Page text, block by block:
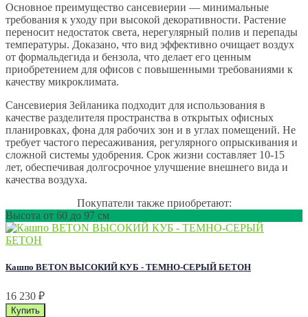
Основное преимущество сансевиерии — минимальные
требования к уходу при высокой декоративности. Растение
переносит недостаток света, нерегулярный полив и перепады
температуры. Доказано, что вид эффективно очищает воздух
от формальдегида и бензола, что делает его ценным
приобретением для офисов с повышенными требованиями к
качеству микроклимата.
Сансевиерия Зейланика подходит для использования в
качестве разделителя пространства в открытых офисных
планировках, фона для рабочих зон и в углах помещений. Не
требует частого пересаживания, регулярного опрыскивания и
сложной системы удобрения. Срок жизни составляет 10-15
лет, обеспечивая долгосрочное улучшение внешнего вида и
качества воздуха.
Покупатели также приобретают:
Высота от 60 до 97 см
Кашпо BETON ВЫСОКИЙ КУБ - ТЕМНО-СЕРЫЙ БЕТОН
16 230 ₽